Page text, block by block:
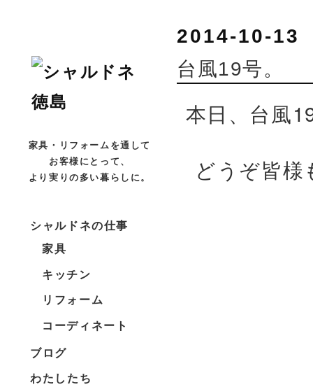
家具・リフォームを通して
お客様にとって、
より実りの多い暮らしに。
シャルドネの仕事
家具
キッチン
リフォーム
コーディネート
ブログ
わたしたち
2014-10-13
台風19号。
本日、台風
どうぞ皆